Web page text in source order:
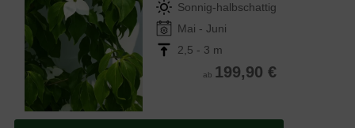
Sonnig-halbschattig
Mai - Juni
2,5 - 3 m
ab 199,90 €